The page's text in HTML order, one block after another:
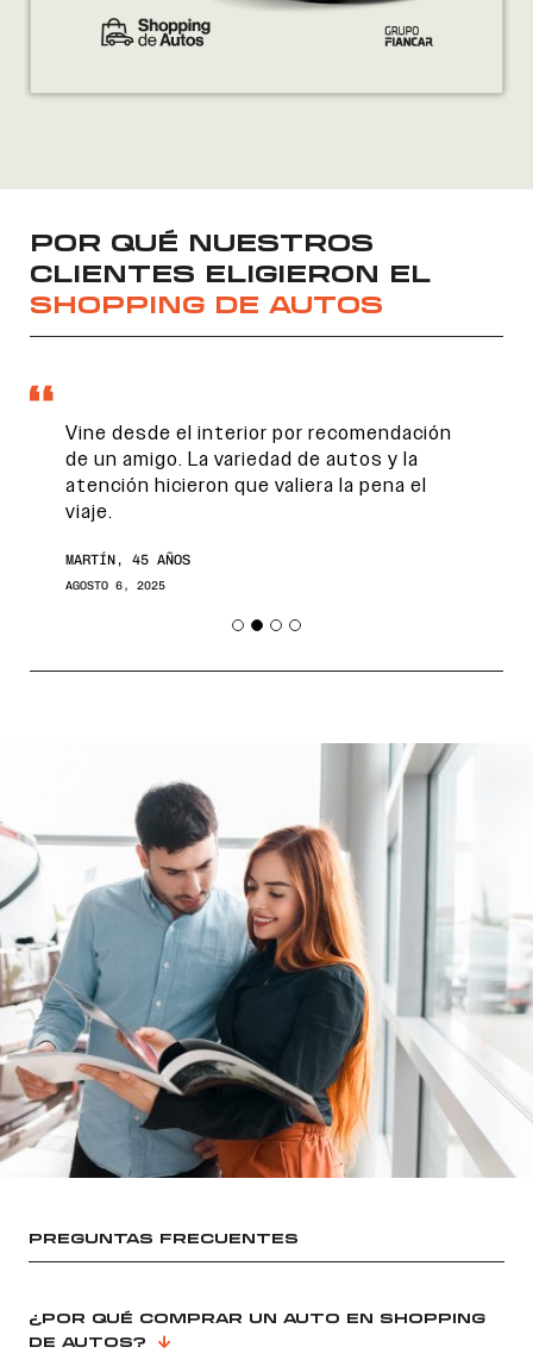
POR QUÉ NUESTROS
CLIENTES ELIGIERON EL
SHOPPING DE AUTOS
Vine desde el interior por recomendación
de un amigo. La variedad de autos y la
atención hicieron que valiera la pena el
viaje.
MARTÍN, 45 AÑOS
AGOSTO 6, 2025
PREGUNTAS FRECUENTES
¿POR QUÉ COMPRAR UN AUTO EN SHOPPING
DE AUTOS?